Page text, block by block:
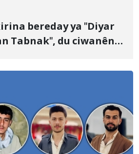
bereday ya "Diyar
Tabnak", du ciwanên